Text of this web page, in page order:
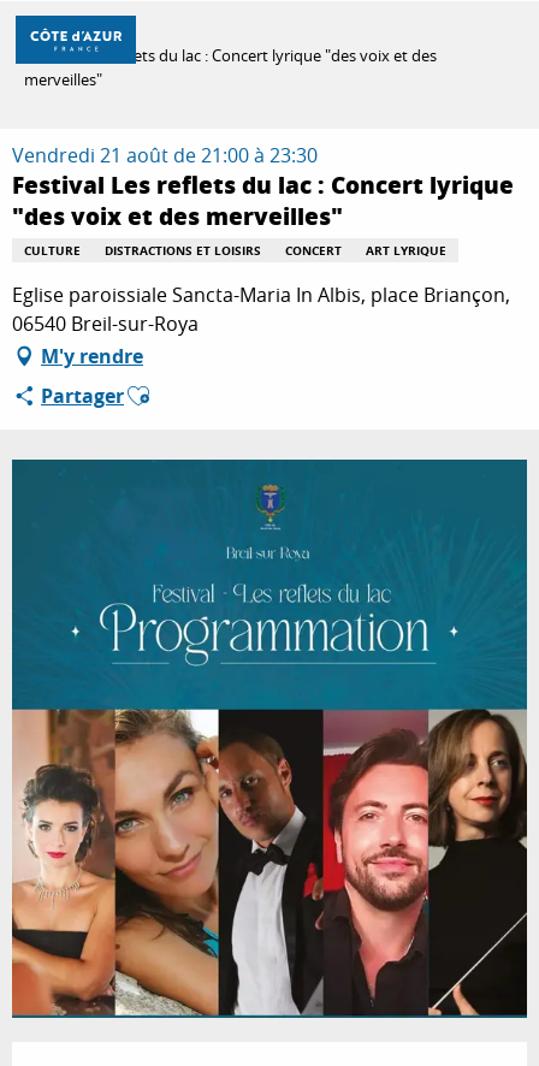
Aller
contenu
À FAIRE
SÉJOURNER
Accueil
Festival Les reflets du lac : Concert lyrique "des voix et des
merveilles"
Vendredi 21 août de 21:00 à 23:30
Festival Les reflets du lac : Concert lyrique
"des voix et des merveilles"
CULTURE DISTRACTIONS ET LOISIRS CONCERT ART LYRIQUE
Eglise paroissiale Sancta-Maria In Albis, place Briançon,
06540 Breil-sur-Roya
M'y rendre
PartagerAjouter aux favoris